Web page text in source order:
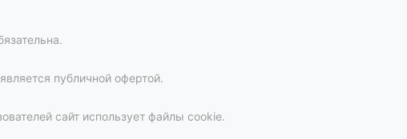
публичной офертой.
сайт использует файлы cookie.